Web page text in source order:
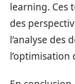
learning. Ces
des
l’analyse des
l’optimisation